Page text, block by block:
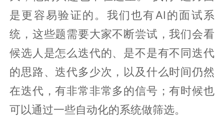
是更容易验证的。我们也有AI的面试系
统，这些题需要大家不断尝试，我们会看
候选人是怎么迭代的、是不是有不同迭代
的思路、迭代多少次，以及什么时间仍然
在迭代，有非常非常多的信号；有时候也
可以通过一些自动化的系统做筛选。